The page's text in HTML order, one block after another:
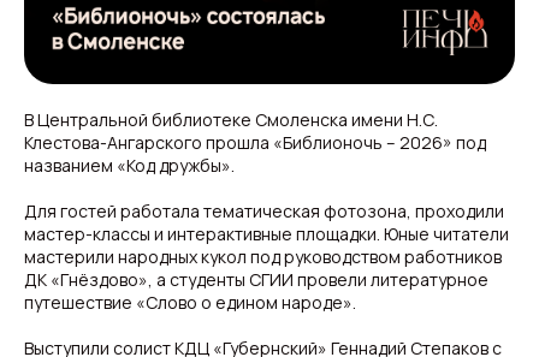
В Центральной библиотеке Смоленска имени Н.С.
Клестова-Ангарского прошла «Библионочь – 2026» под
названием «Код дружбы».
Для гостей работала тематическая фотозона, проходили
мастер-классы и интерактивные площадки. Юные читатели
мастерили народных кукол под руководством работников
ДК «Гнёздово», а студенты СГИИ провели литературное
путешествие «Слово о едином народе».
Выступили солист КДЦ «Губернский» Геннадий Степаков с